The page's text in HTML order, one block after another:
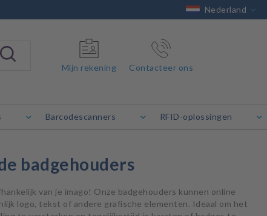
Nederland
Mijn rekening Contacteer ons
Barcodescanners RFID-oplossingen
badgehouders
van je imago! Onze badgehouders kunnen online
logo, tekst of andere grafische elementen. Ideaal om het